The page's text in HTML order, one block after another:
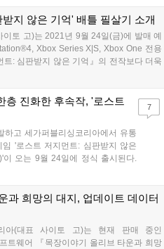
지 않은 기억' 배틀 필살기 소개
토 고)는 2021년 9월 24일(금)에 발매 예
Xbox Series X|S, Xbox One 전용
트: 심판받지 않은 기억』의 전작보다 더욱
소개한다. 전작의 「원무」, 「일섬」에
층 진화한 후속작, '로스트
하고 세가퍼블리싱코리아에서 유통
'로스트 저지먼트: 심판받지 않은
이 오는 9월 24일에 정식 출시된다.
년에 출시된 전작 '저지아이즈: 사
경 정보를...
7
과 희망의 대지, 업데이트 데이터
아(대표 사이토 고)는 현재 판매 중인
트웨어 『목장이야기 올리브 타운과 희망